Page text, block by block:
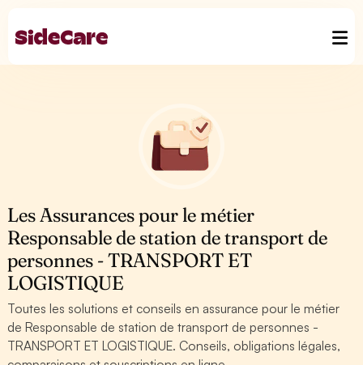
Les Assurances pour le métier
Responsable de station de transport de
personnes - TRANSPORT ET
LOGISTIQUE
Toutes les solutions et conseils en assurance pour le métier
de Responsable de station de transport de personnes -
TRANSPORT ET LOGISTIQUE. Conseils, obligations légales,